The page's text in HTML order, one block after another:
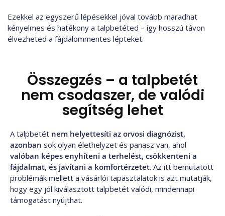
Ezekkel az egyszerű lépésekkel jóval tovább maradhat
kényelmes és hatékony a talpbetéted – így hosszú távon
élvezheted a fájdalommentes lépteket.
Összegzés – a talpbetét
nem csodaszer, de valódi
segítség lehet
A talpbetét nem helyettesíti az orvosi diagnózist,
azonban sok olyan élethelyzet és panasz van, ahol
valóban képes enyhíteni a terhelést, csökkenteni a
fájdalmat, és javítani a komfortérzetet. Az itt bemutatott
problémák mellett a vásárlói tapasztalatok is azt mutatják,
hogy egy jól kiválasztott talpbetét valódi, mindennapi
támogatást nyújthat.